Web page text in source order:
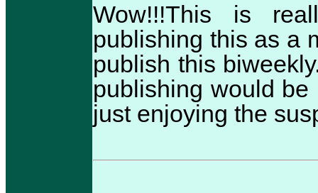
Wow!!!This is
publishing this as a
publish this
publishing would
just enjoying the